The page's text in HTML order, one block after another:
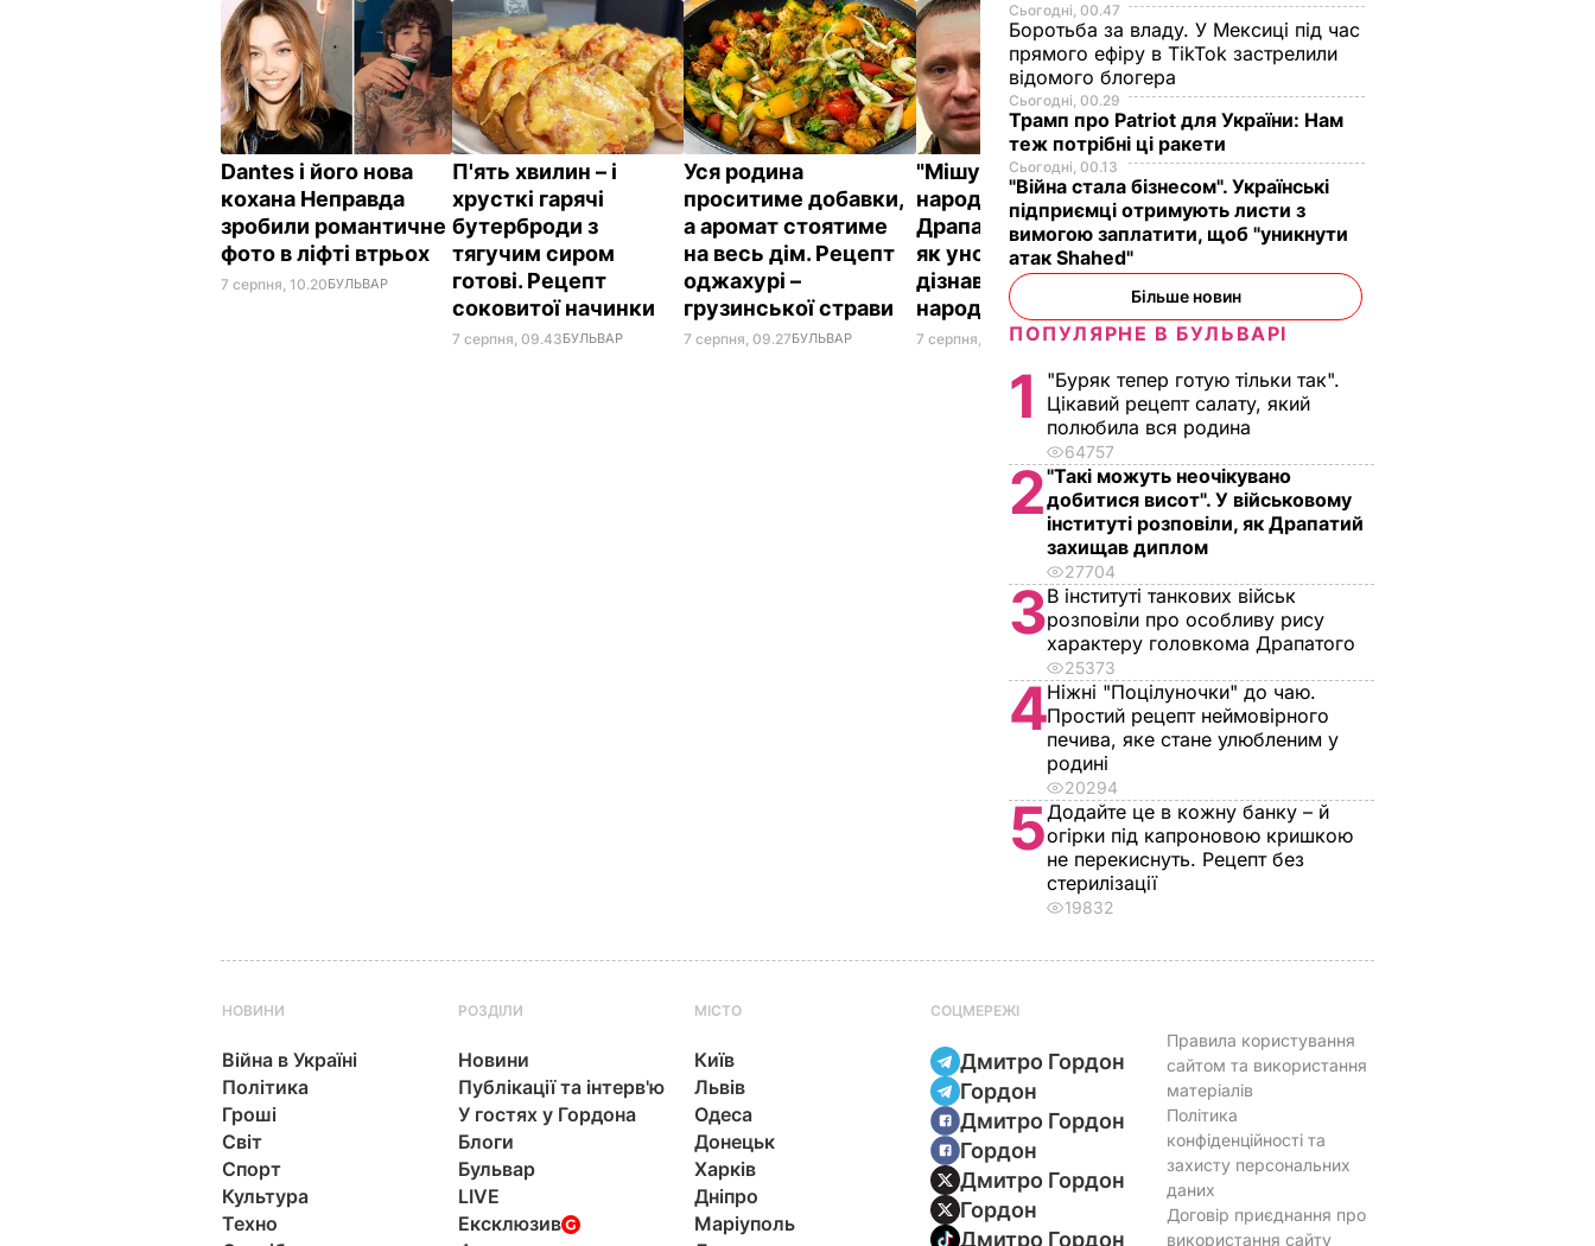
Dantes і його нова
кохана Неправда
зробили романтичне
фото в ліфті втрьох
7 серпня, 10.20БУЛЬВАР
П'ять хвилин – і
хрусткі гарячі
бутерброди з
тягучим сиром
готові. Рецепт
соковитої начинки
7 серпня, 09.43БУЛЬВАР
Уся родина
проситиме добавки,
а аромат стоятиме
на весь дім. Рецепт
оджахурі –
грузинської страви
7 серпня, 09.27БУЛЬВАР
"Мішуня, доця
народилася!"
Драпатий розповів,
як уночі на позиціях
дізнався про
народження доньки
7 серпня, 08.08БУЛЬВАР
"Я не звик бути
другим номером". Як
золотий медаліст
став головкомом
ЗСУ – найцікавіше
про Драпатого
7 серпня, 07.07СУСПІЛЬСТВО
Сьогодні, 00.47
Боротьба за владу. У Мексиці під час
прямого ефіру в TikTok застрелили
відомого блогера
Сьогодні, 00.29
Трамп про Patriot для України: Нам
теж потрібні ці ракети
Сьогодні, 00.13
"Війна стала бізнесом". Українські
підприємці отримують листи з
вимогою заплатити, щоб "уникнути
атак Shahed"
Більше новин
ПОПУЛЯРНЕ В БУЛЬВАРІ
1
"Буряк тепер готую тільки так".
Цікавий рецепт салату, який
полюбила вся родина
64757
2"Такі можуть неочікувано
добитися висот". У військовому
інституті розповіли, як Драпатий
захищав диплом
27704
3В інституті танкових військ
розповіли про особливу рису
характеру головкома Драпатого
25373
4Ніжні "Поцілуночки" до чаю.
Простий рецепт неймовірного
печива, яке стане улюбленим у
родині
20294
5Додайте це в кожну банку – й
огірки під капроновою кришкою
не перекиснуть. Рецепт без
стерилізації
19832
НОВИНИ
Війна в Україні
Політика
Гроші
Світ
Спорт
Культура
Техно
РОЗДІЛИ
Новини
Публікації та інтерв'ю
У гостях у Гордона
Блоги
Бульвар
LIVE
Ексклюзив
МІСТО
Київ
Львів
Одеса
Донецьк
Харків
Дніпро
Маріуполь
СОЦМЕРЕЖІ
Дмитро Гордон
Гордон
Дмитро Гордон
Гордон
Дмитро Гордон
Гордон
Дмитро Гордон
Правила користування
сайтом та використання
матеріалів
Політика
конфіденційності та
захисту персональних
даних
Договір приєднання про
використання сайту